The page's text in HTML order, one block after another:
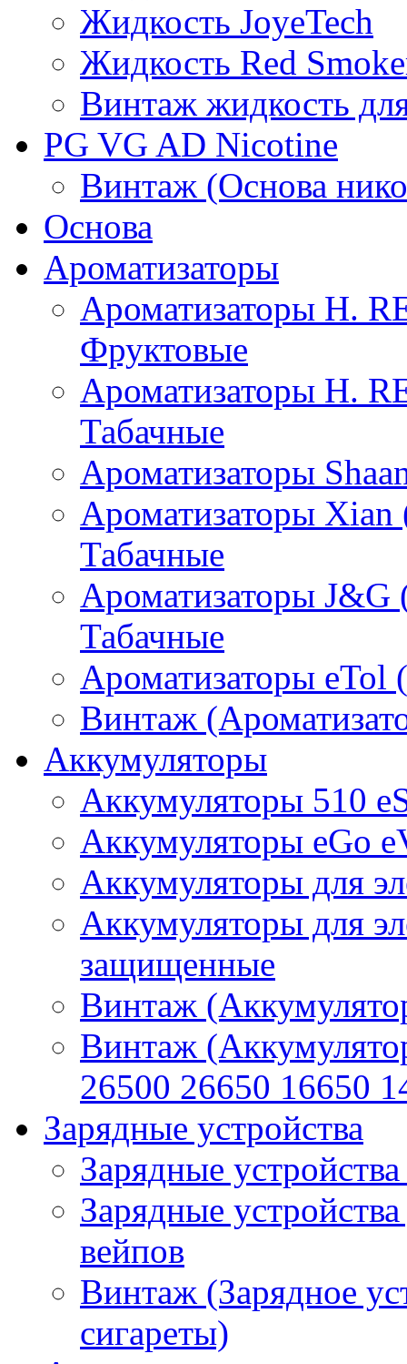
Жидкость JoyeTech
Жидкость Red
Винтаж жидкость
PG VG AD Nicotine
Винтаж (Основа
Основа
Ароматизаторы
Ароматизаторы H.
Фруктовые
Ароматизаторы H.
Табачные
Ароматизаторы
Ароматизаторы
Табачные
Ароматизаторы
Табачные
Ароматизаторы eTol
Винтаж
Аккумуляторы
Аккумуляторы 510
Аккумуляторы eGo
Аккумуляторы для
Аккумуляторы для
защищенные
Винтаж
Винтаж
26500 26650 16650
Зарядные устройства
Зарядные
Зарядные
вейпов
Винтаж (Зарядное
сигареты)